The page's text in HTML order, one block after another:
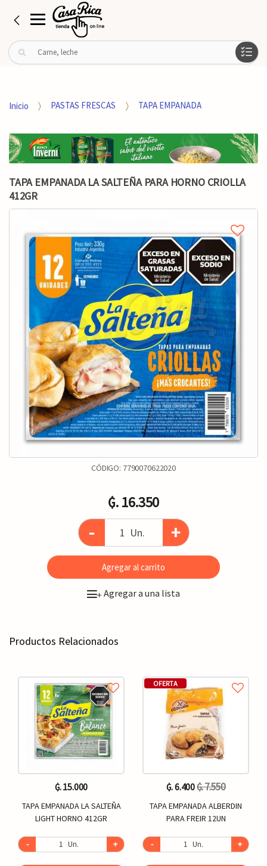
B
u
r
o
r
:
Inicio PASTAS FRESCAS TAPA EMPANADA
TAPA EMPANADA LA SALTEÑA PARA HORNO CRIOLLA
412GR
CÓDIGO: 7790070622020
₲. 16.350
- Un. +
Agregar al carrito
+Agregar a una lista
Productos Relacionados
₲. 15.000
TAPA EMPANADA LA SALTEÑA
LIGHT HORNO 412GR
- Un. +
OFERTA
₲. 6.400₲. 7.550
TAPA EMPANADA ALBERDIN
PARA FREIR 12UN
- Un. +